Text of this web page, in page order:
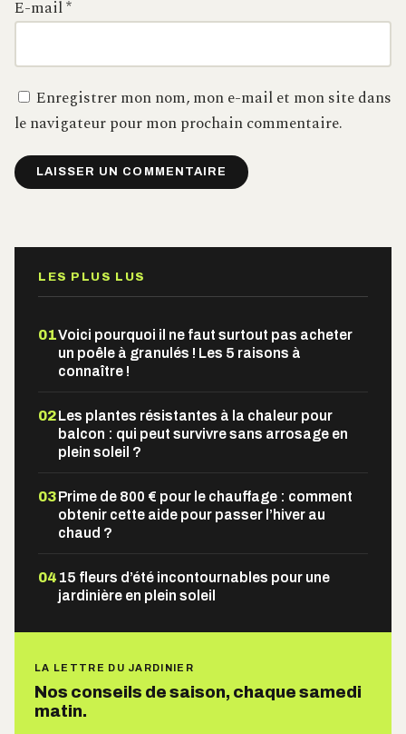
E-mail*
Enregistrer mon nom, mon e-mail et mon site dans
le navigateur pour mon prochain commentaire.
LES PLUS LUS
01Voici pourquoi il ne faut surtout pas acheter
un poêle à granulés ! Les 5 raisons à
connaître !
02Les plantes résistantes à la chaleur pour
balcon : qui peut survivre sans arrosage en
plein soleil ?
03Prime de 800 € pour le chauffage : comment
obtenir cette aide pour passer l’hiver au
chaud ?
04 15 fleurs d’été incontournables pour une
jardinière en plein soleil
LA LETTRE DU JARDINIER
Nos conseils de saison, chaque samedi
matin.